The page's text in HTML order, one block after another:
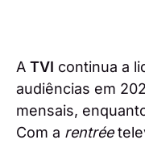
A TVI continua a
audiências em
mensais,
Com a rentrée